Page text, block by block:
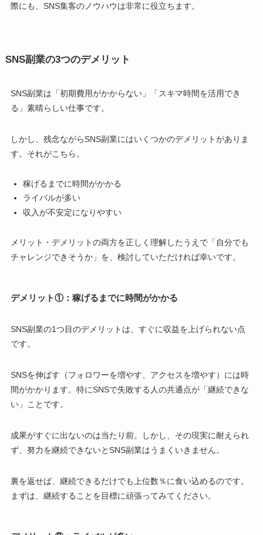
際にも、SNS集客のノウハウは非常に役立ちます。
SNS副業の3つのデメリット
SNS副業は「初期費用がかからない」「スキマ時間を活用でき
る」素晴らしい仕事です。
しかし、残念ながらSNS副業にはいくつかのデメリットがありま
す。それがこちら。
稼げるまでに時間がかかる
ライバルが多い
収入が不安定になりやすい
メリット・デメリットの両方を正しく理解したうえで「自分でも
チャレンジできそうか」を、検討していただければ幸いです。
デメリット①：稼げるまでに時間がかかる
SNS副業の1つ目のデメリットは、すぐに収益を上げられない点
です。
SNSを伸ばす（フォロワーを増やす、アクセスを増やす）には時
間がかかります。特にSNSで失敗する人の共通点が「継続できな
い」ことです。
成果がすぐに出ないのは当たり前。しかし、その現実に耐えられ
ず、努力を継続できないとSNS副業はうまくいきません。
裏を返せば、継続できるだけでも上位数％に食い込めるのです。
まずは、継続することを目標に頑張ってみてください。